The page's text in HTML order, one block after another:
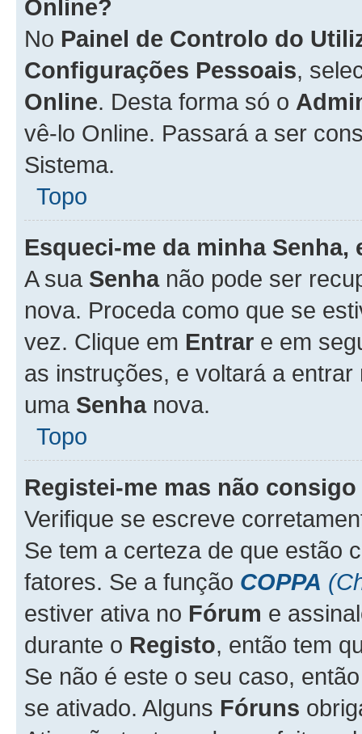
Online?
No Painel de Controlo do
Configurações Pessoais,
Online. Desta forma só o
vê-lo Online. Passará a ser
Sistema.
Topo
Esqueci-me da minha Senha,
A sua Senhanão pode ser
nova. Proceda como que se
vez. Clique em Entrar e em
as instruções, e voltará a
uma Senhanova.
Topo
Registei-me mas não
Verifique se escreve
Se tem a certeza de que estão
fatores. Se a função COPPA
estiver ativa no Fórum e
durante o Registo, então tem
Se não é este o seu caso,
se ativado. Alguns Fóruns